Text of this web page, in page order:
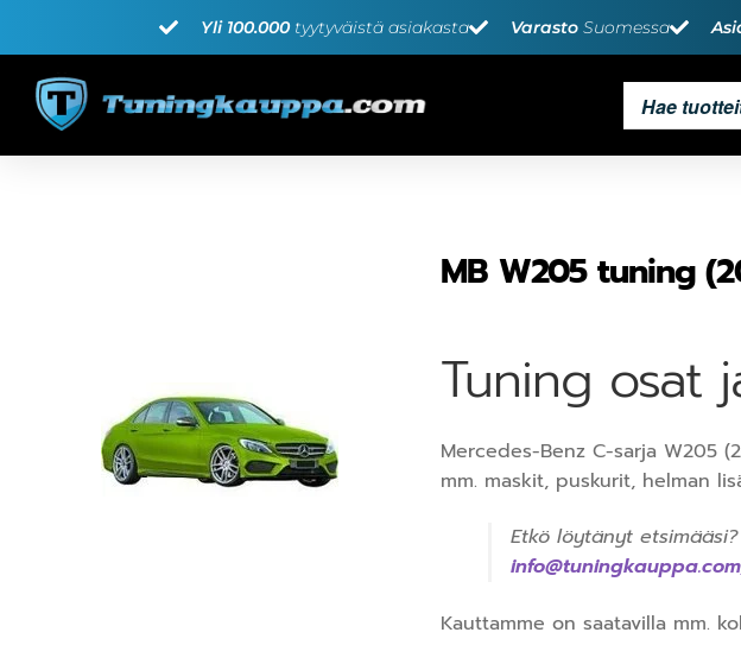
Yli 100.000 tyytyväistä asiakasta Varasto Suomessa
MB W205 tuning
Tuning osat
Mercedes-Benz C-sarja W205
mm. maskit, puskurit, helman
Etkö löytänyt etsimääsi?
info@tuningkauppa.com
Kauttamme on saatavilla mm.